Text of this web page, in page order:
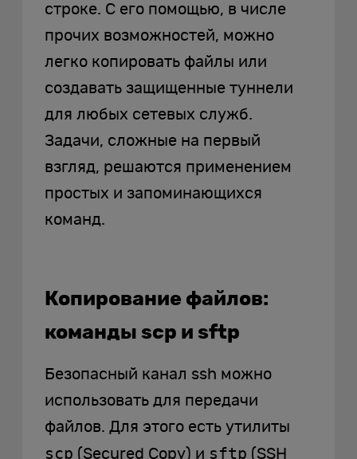
строке. С его помощью, в числе
прочих возможностей, можно
легко копировать файлы или
создавать защищенные туннели
для любых сетевых служб.
Задачи, сложные на первый
взгляд, решаются применением
простых и запоминающихся
команд.
Копирование файлов:
команды scp и sftp
Безопасный канал ssh можно
использовать для передачи
файлов. Для этого есть утилиты
scp (Secured Copy) и sftp (SSH